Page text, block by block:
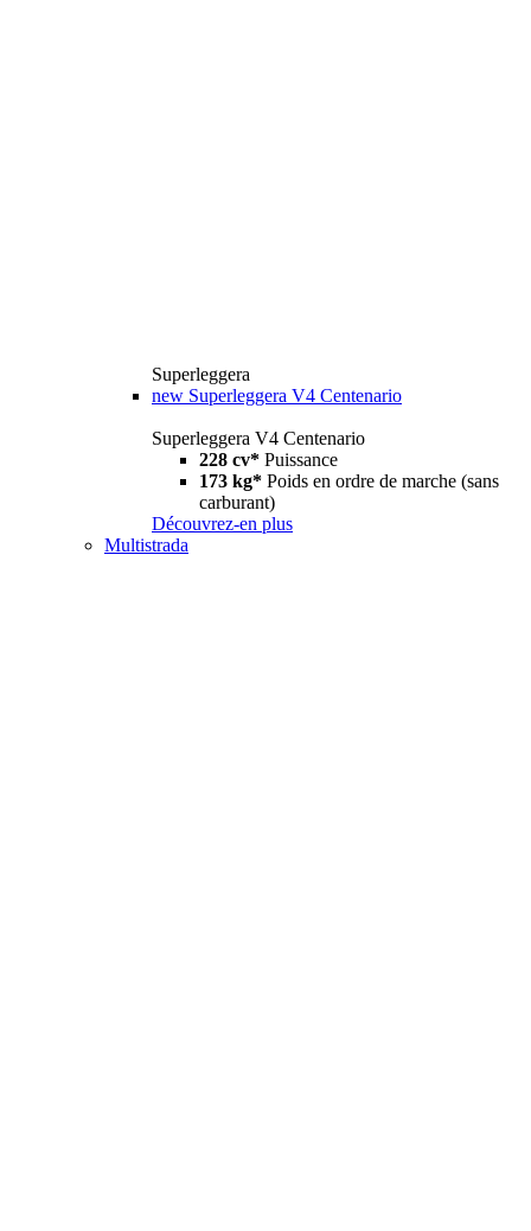
Superleggera
new Superleggera V4 Centenario
Superleggera V4 Centenario
228 cv* Puissance
173 kg* Poids en ordre de marche (sans
carburant)
Découvrez-en plus
Multistrada